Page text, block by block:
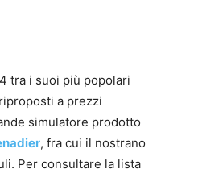
tra i suoi più popolari
a prezzi
simulatore prodotto
, fra cui il nostrano
Per consultare la lista